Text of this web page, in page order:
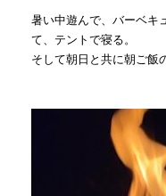
暑い中遊んで、バーベキ
て、テントで寝る。
そして朝日と共に朝ご飯